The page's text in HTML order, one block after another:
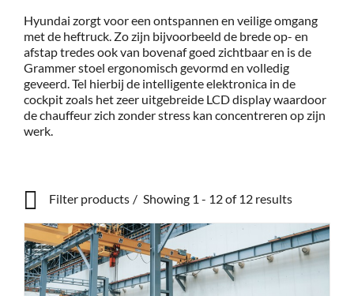
Hyundai zorgt voor een ontspannen en veilige omgang
met de heftruck. Zo zijn bijvoorbeeld de brede op- en
afstap tredes ook van bovenaf goed zichtbaar en is de
Grammer stoel ergonomisch gevormd en volledig
geveerd. Tel hierbij de intelligente elektronica in de
cockpit zoals het zeer uitgebreide LCD display waardoor
de chauffeur zich zonder stress kan concentreren op zijn
werk.
Filter products Showing 1 - 12 of 12 results
Show only products on sale
In stock only